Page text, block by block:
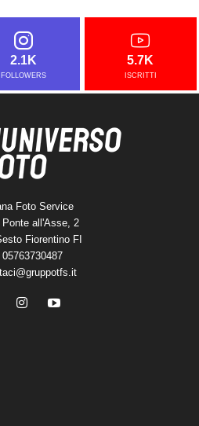
2.1K
FOLLOWERS
5.7K
ISCRITTI
Foto Service
all'Asse, 2
Fiorentino FI
05763730487